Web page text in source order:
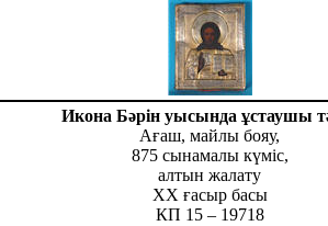
Икона Бәрін уысында ұстаушы
Ағаш, майлы бояу,
875 сынамалы күміс,
алтын жалату
ХХ ғасыр басы
КП 15 – 19718